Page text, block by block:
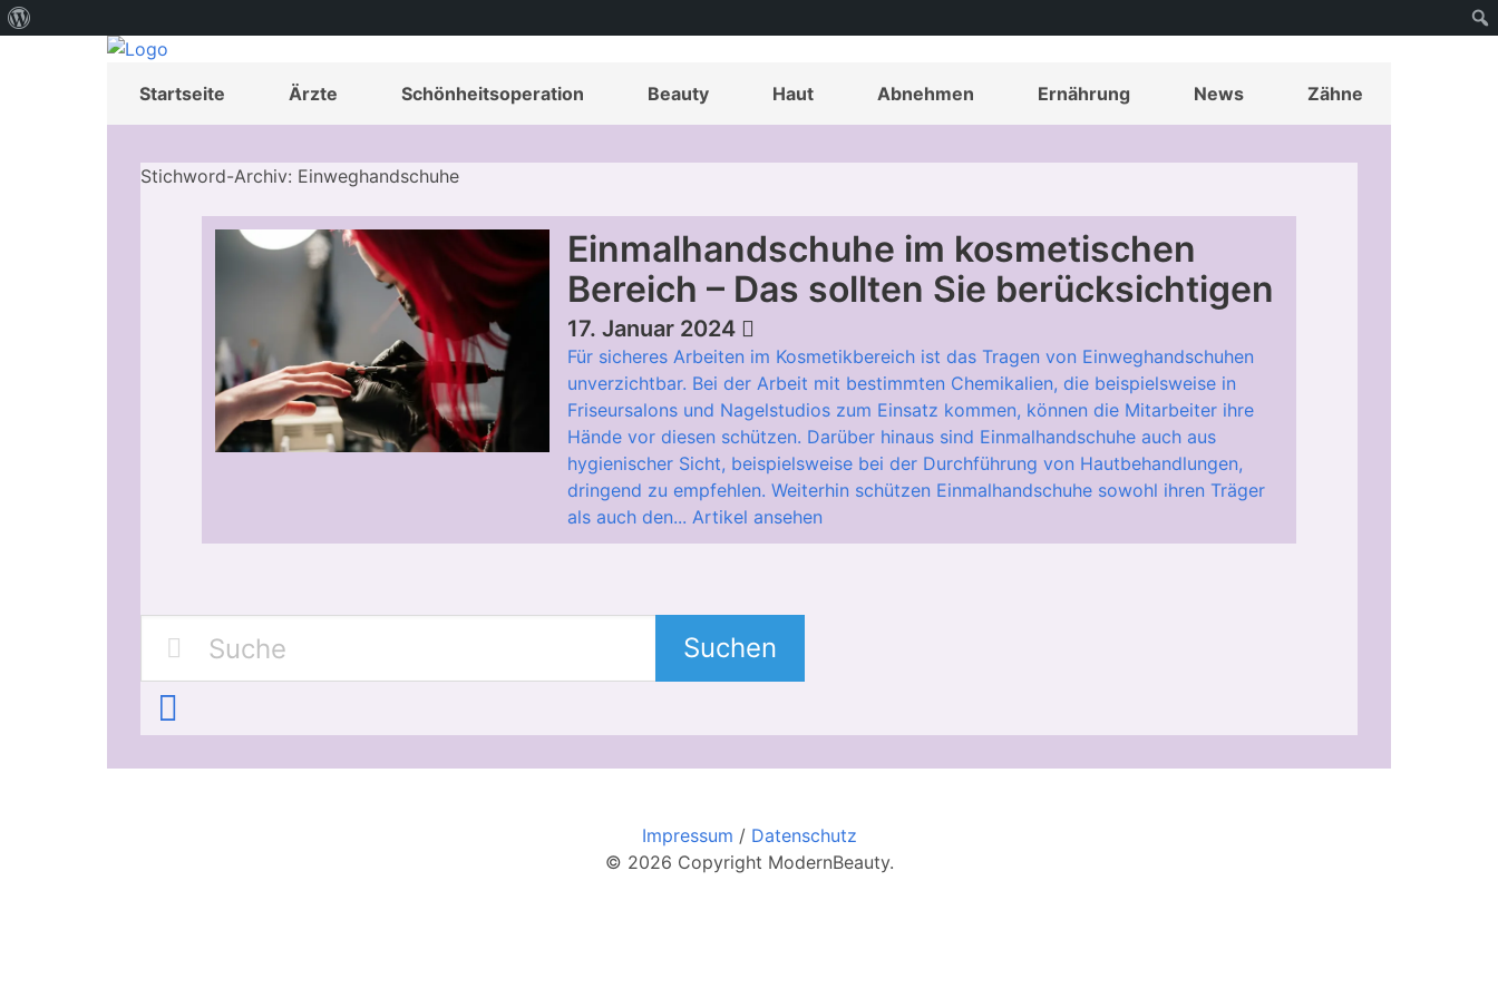
Startseite Ärzte Schönheitsoperation Beauty Haut Abnehmen Ernährung News Zähne
Stichword-Archiv: Einweghandschuhe
Einmalhandschuhe im kosmetischen
Bereich – Das sollten Sie berücksichtigen
17. Januar 2024
Für sicheres Arbeiten im Kosmetikbereich ist das Tragen von Einweghandschuhen
unverzichtbar. Bei der Arbeit mit bestimmten Chemikalien, die beispielsweise in
Friseursalons und Nagelstudios zum Einsatz kommen, können die Mitarbeiter ihre
Hände vor diesen schützen. Darüber hinaus sind Einmalhandschuhe auch aus
hygienischer Sicht, beispielsweise bei der Durchführung von Hautbehandlungen,
dringend zu empfehlen. Weiterhin schützen Einmalhandschuhe sowohl ihren Träger
als auch den... Artikel ansehen
Suchen
Impressum / Datenschutz
© 2026 Copyright ModernBeauty.